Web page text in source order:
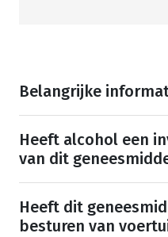
Belangrijke
Heeft alcohol een
van dit
Heeft dit
besturen van